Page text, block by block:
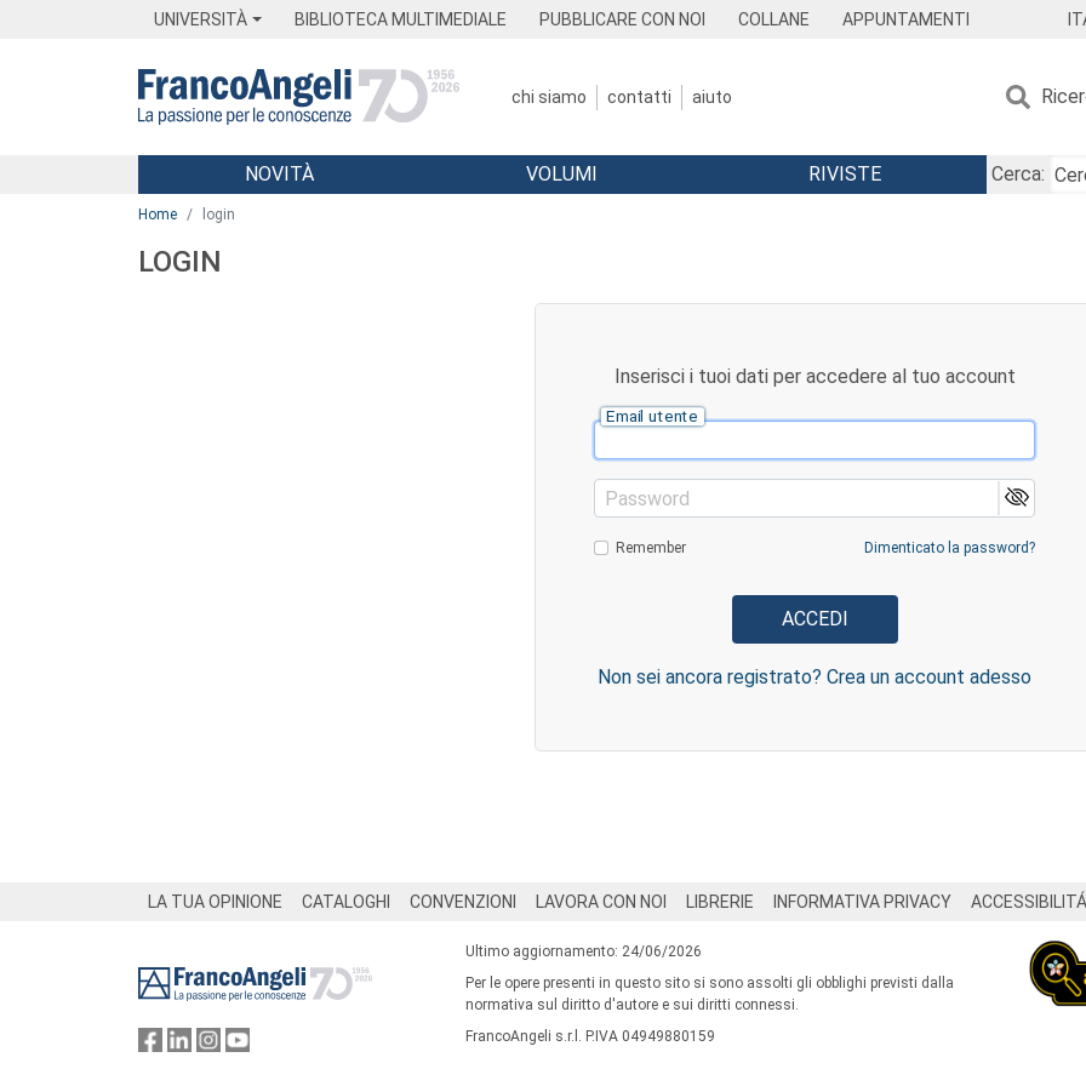
UNIVERSITÀ BIBLIOTECA MULTIMEDIALE PUBBLICARE CON NOI COLLANE APPUNTAMENTI
chi siamo contatti aiuto
Menu
NOVITÀ VOLUMI RIVISTE
Cerca:
Home login
LOGIN
Inserisci i tuoi dati per accedere al tuo account
Email utente
Password
Remember Dimenticato la password?
Non sei ancora registrato? Crea un account adesso
LA TUA OPINIONE CATALOGHI CONVENZIONI LAVORA CON NOI LIBRERIE INFORMATIVA PRIVACY ACCESSIBILITÁ
Ultimo aggiornamento: 24/06/2026
Per le opere presenti in questo sito si sono assolti gli obblighi previsti dalla
normativa sul diritto d'autore e sui diritti connessi.
FrancoAngeli s.r.l. P.IVA 04949880159